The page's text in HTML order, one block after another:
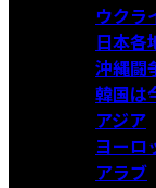
ウクラ
日本各
沖縄闘
韓国は
アジア
ヨーロ
アラブ